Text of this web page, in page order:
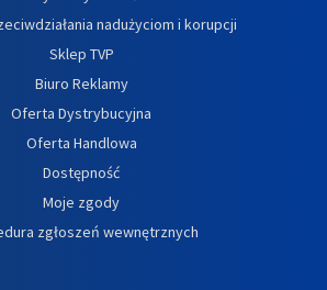
nadużyciom i korupcji
Sklep TVP
Biuro Reklamy
Oferta Dystrybucyjna
Oferta Handlowa
Dostępność
Moje zgody
zgłoszeń wewnętrznych